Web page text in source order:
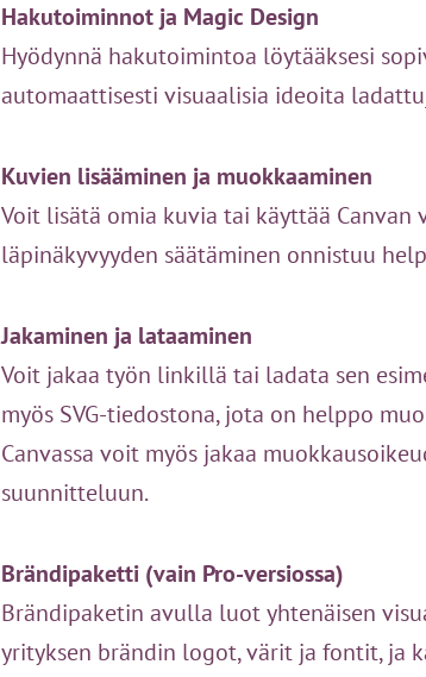
Hakutoiminnot ja Magic Design
Hyödynnä hakutoimintoa löytääksesi
automaattisesti visuaalisia ideoita
Kuvien lisääminen ja muokkaaminen
Voit lisätä omia kuvia tai käyttää
läpinäkyvyyden säätäminen onnistuu
Jakaminen ja lataaminen
Voit jakaa työn linkillä tai ladata sen
myös SVG-tiedostona, jota on helppo
Canvassa voit myös jakaa
suunnitteluun.
Brändipaketti (vain Pro-versiossa)
Brändipaketin avulla luot yhtenäisen
yrityksen brändin logot, värit ja fontit, ja